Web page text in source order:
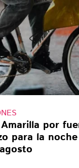
por
para la